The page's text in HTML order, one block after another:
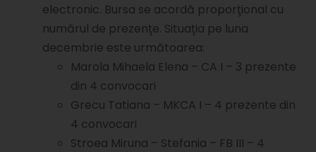
electronic. Bursa se acordă proporţional cu
numărul de prezenţe. Situaţia pe luna
decembrie este următoarea:
Marola Mihaela Elena – CA I – 3 prezente
din 4 convocari
Grecu Tatiana – MKCA I – 4 prezente din
4 convocari
Stroea Miruna – Stefania – FB III – 4